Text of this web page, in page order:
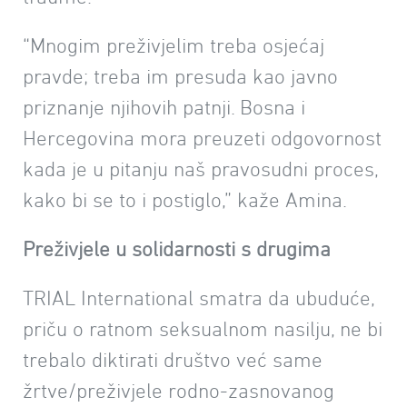
“Mnogim preživjelim treba osjećaj
pravde; treba im presuda kao javno
priznanje njihovih patnji. Bosna i
Hercegovina mora preuzeti odgovornost
kada je u pitanju naš pravosudni proces,
kako bi se to i postiglo,” kaže Amina.
Preživjele u solidarnosti s drugima
TRIAL International smatra da ubuduće,
priču o ratnom seksualnom nasilju, ne bi
trebalo diktirati društvo već same
žrtve/preživjele rodno-zasnovanog